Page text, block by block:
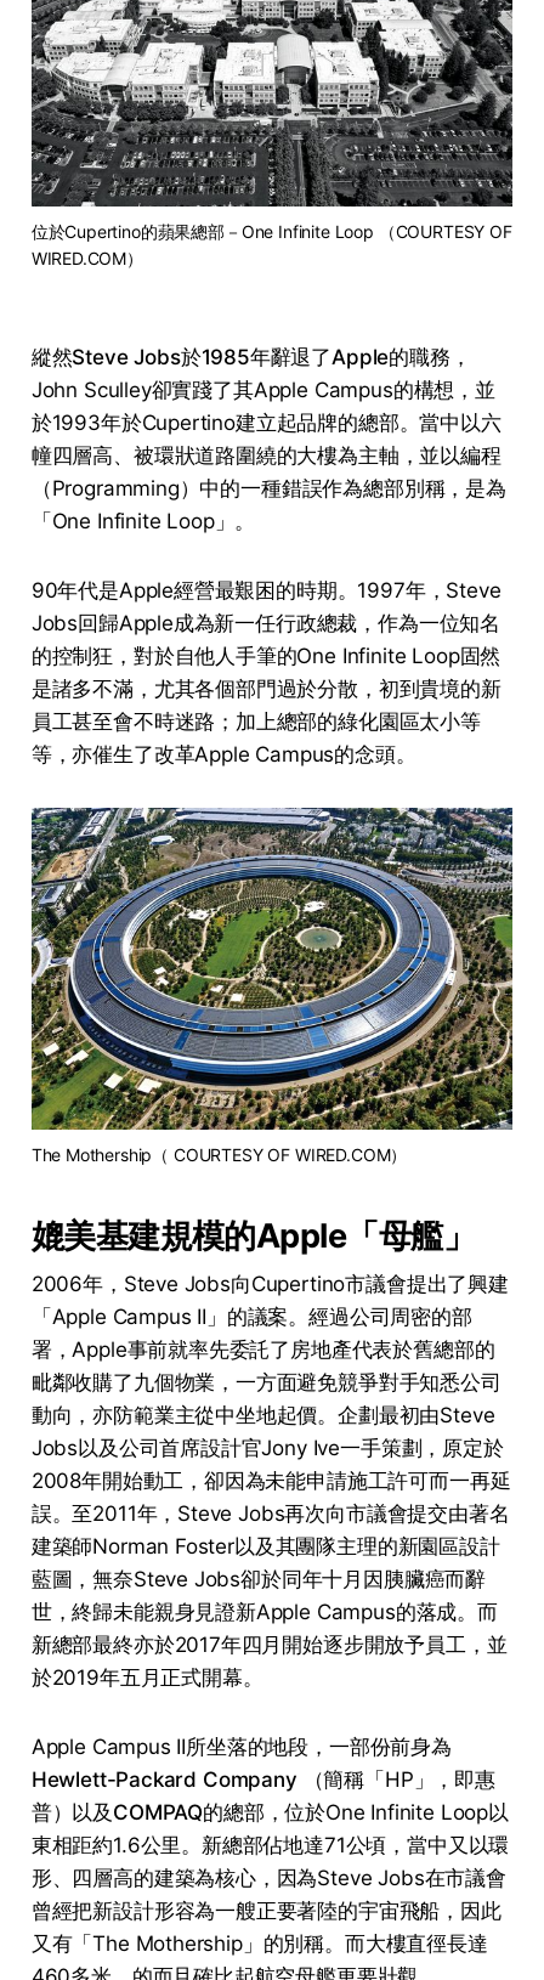
位於Cupertino的蘋果總部－One Infinite Loop （COURTESY OF
WIRED.COM）
縱然Steve Jobs於1985年辭退了Apple的職務 ，
John Sculley卻實踐了其Apple Campus的構想，並
於1993年於Cupertino建立起品牌的總部。當中以六
幢四層高、被環狀道路圍繞的大樓為主軸，並以編程
（Programming）中的一種錯誤作為總部別稱，是為
「One Infinite Loop」。
90年代是Apple經營最艱困的時期。1997年，Steve
Jobs回歸Apple成為新一任行政總裁，作為一位知名
的控制狂，對於自他人手筆的One Infinite Loop固然
是諸多不滿，尤其各個部門過於分散，初到貴境的新
員工甚至會不時迷路；加上總部的綠化園區太小等
等，亦催生了改革Apple Campus的念頭。
The Mothership（ COURTESY OF WIRED.COM）
媲美基建規模的Apple「母艦」
2006年，Steve Jobs向Cupertino市議會提出了興建
「Apple Campus II」的議案。經過公司周密的部
署，Apple事前就率先委託了房地產代表於舊總部的
毗鄰收購了九個物業，一方面避免競爭對手知悉公司
動向，亦防範業主從中坐地起價。企劃最初由Steve
Jobs以及公司首席設計官Jony Ive一手策劃，原定於
2008年開始動工，卻因為未能申請施工許可而一再延
誤。至2011年，Steve Jobs再次向市議會提交由著名
建築師Norman Foster以及其團隊主理的新園區設計
藍圖，無奈Steve Jobs卻於同年十月因胰臟癌而辭
世，終歸未能親身見證新Apple Campus的落成。而
新總部最終亦於2017年四月開始逐步開放予員工，並
於2019年五月正式開幕。
Apple Campus II所坐落的地段，一部份前身為
Hewlett-Packard Company （簡稱「HP」，即惠
普）以及 COMPAQ的總部，位於One Infinite Loop以
東相距約1.6公里。新總部佔地達71公頃，當中又以環
形、四層高的建築為核心，因為Steve Jobs在市議會
曾經把新設計形容為一艘正要著陸的宇宙飛船，因此
又有「The Mothership」的別稱。而大樓直徑長達